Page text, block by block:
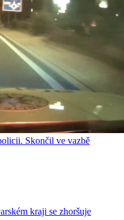
Skončil ve vazbě
kraji se zhoršuje